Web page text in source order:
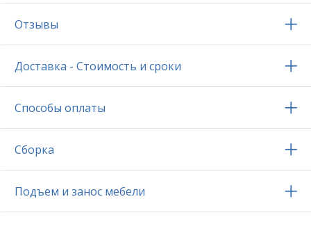
Отзывы
Доставка - Стоимость и сроки
Способы оплаты
Сборка
Подъем и занос мебели